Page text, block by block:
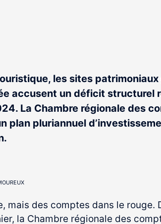
les sites patrimoniaux
accusent un déficit structurel
La Chambre régionale des
plan pluriannuel
mais des comptes dans le rouge.
la Chambre régionale des